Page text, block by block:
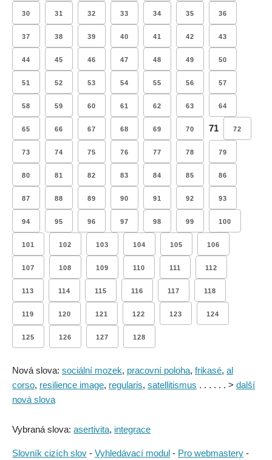
30 31 32 33 34 35 36
37 38 39 40 41 42 43
44 45 46 47 48 49 50
51 52 53 54 55 56 57
58 59 60 61 62 63 64
65 66 67 68 69 70 71 72
73 74 75 76 77 78 79
80 81 82 83 84 85 86
87 88 89 90 91 92 93
94 95 96 97 98 99 100
101 102 103 104 105 106
107 108 109 110 111 112
113 114 115 116 117 118
119 120 121 122 123 124
125 126 127 128
Nová slova: sociální mozek, pracovní poloha, frikasé, al
corso, resilience image, regularis, satellitismus . . . . . . > další
nová slova
Vybraná slova: asertivita, integrace
Slovník cizích slov - Vyhledávací modul - Pro webmastery -